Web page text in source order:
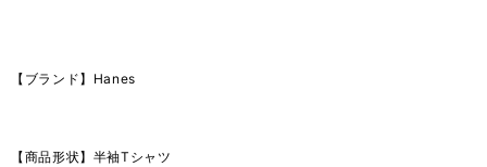
【ブランド】Hanes
【商品形状】半袖Tシャツ